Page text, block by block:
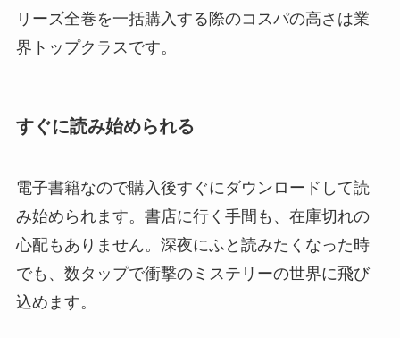
リーズ全巻を一括購入する際のコスパの高さは業
界トップクラスです。
すぐに読み始められる
電子書籍なので購入後すぐにダウンロードして読
み始められます。書店に行く手間も、在庫切れの
心配もありません。深夜にふと読みたくなった時
でも、数タップで衝撃のミステリーの世界に飛び
込めます。